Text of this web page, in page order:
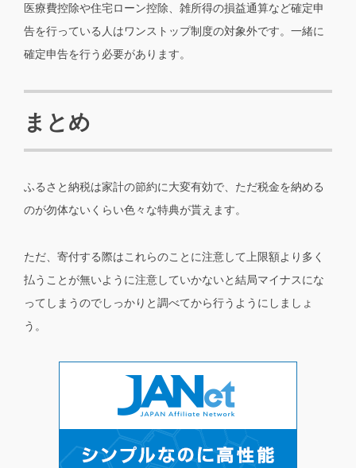
医療費控除や住宅ローン控除、雑所得の損益通算など確定申
告を行っている人はワンストップ制度の対象外です。一緒に
確定申告を行う必要があります。
まとめ
ふるさと納税は家計の節約に大変有効で、ただ税金を納める
のが勿体ないくらい色々な特典が貰えます。
ただ、寄付する際はこれらのことに注意して上限額より多く
払うことが無いように注意していかないと結局マイナスにな
ってしまうのでしっかりと調べてから行うようにしましょ
う。